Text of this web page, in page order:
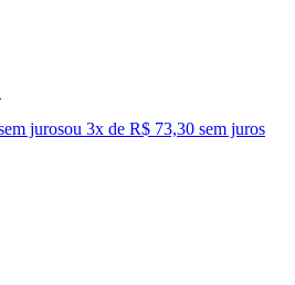
jurosou 3x de R$ 73,30 sem juros